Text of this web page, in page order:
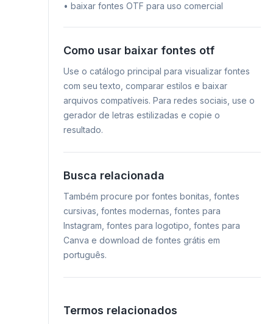
• baixar fontes OTF para uso comercial
Como usar baixar fontes otf
Use o catálogo principal para visualizar fontes
com seu texto, comparar estilos e baixar
arquivos compatíveis. Para redes sociais, use o
gerador de letras estilizadas e copie o
resultado.
Busca relacionada
Também procure por fontes bonitas, fontes
cursivas, fontes modernas, fontes para
Instagram, fontes para logotipo, fontes para
Canva e download de fontes grátis em
português.
Termos relacionados